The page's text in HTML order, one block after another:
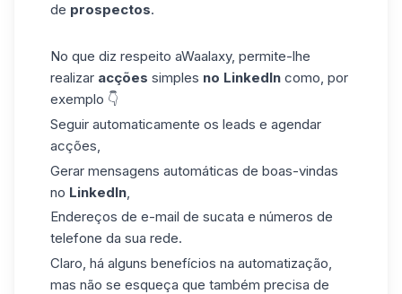
de prospectos.
No que diz respeito aWaalaxy, permite-lhe
realizar acções simples no LinkedIn como, por
exemplo 👇
Seguir automaticamente os leads e agendar
acções
Gerar mensagens automáticas de boas-vindas
no LinkedIn
Endereços de e-mail de sucata e números de
telefone da sua rede.
Claro, há alguns benefícios na automatização,
mas não se esqueça que também precisa de